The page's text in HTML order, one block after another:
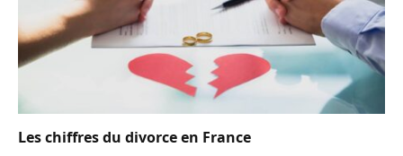
Les chiffres du divorce en France